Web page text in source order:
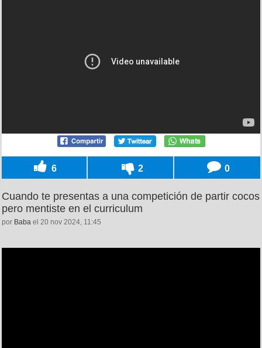
6 2 0
Cuando te presentas a una competición de partir cocos
pero mentiste en el curriculum
por Baba el 20 nov 2024, 11:45